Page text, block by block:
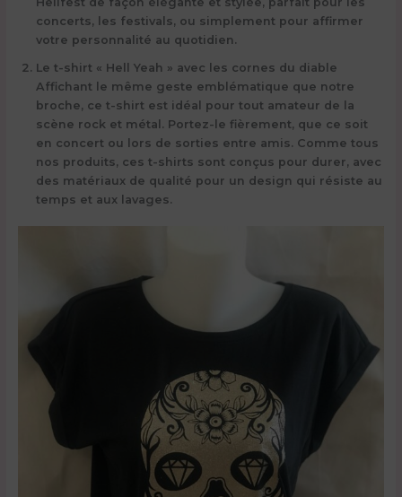
concerts, les festivals, ou simplement pour affirmer
votre personnalité au quotidien.
Le t-shirt « Hell Yeah » avec les cornes du diable
Affichant le même geste emblématique que notre
broche, ce t-shirt est idéal pour tout amateur de la
scène rock et métal. Portez-le fièrement, que ce soit
en concert ou lors de sorties entre amis. Comme tous
nos produits, ces t-shirts sont conçus pour durer, avec
des matériaux de qualité pour un design qui résiste au
temps et aux lavages.